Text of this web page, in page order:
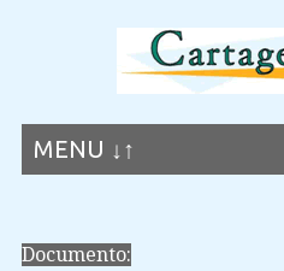
MENU ↓↑
Documento: